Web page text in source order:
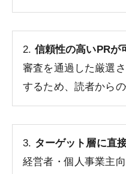
2. 信頼性の高いPRが
審査を通過した厳選
するため、読者からの
3. ターゲット層に直
経営者・個人事業主